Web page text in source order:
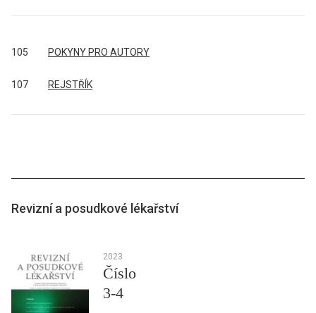
105 POKYNY PRO AUTORY
107 REJSTŘÍK
Revizní a posudkové lékařství
2023
Číslo
3-4